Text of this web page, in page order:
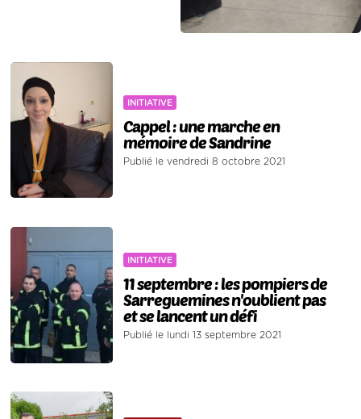
INITIATIVE
Cappel : une marche en
mémoire de Sandrine
Publié le vendredi 8 octobre 2021
INITIATIVE
11 septembre : les pompiers de
Sarreguemines n'oublient pas
et se lancent un défi
Publié le lundi 13 septembre 2021